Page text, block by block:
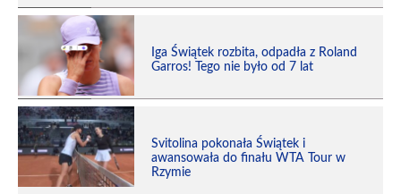
Iga Świątek rozbita, odpadła z Roland
Garros! Tego nie było od 7 lat
Svitolina pokonała Świątek i
awansowała do finału WTA Tour w
Rzymie